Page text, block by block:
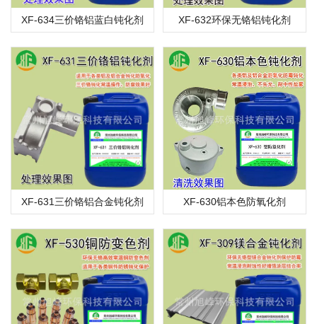
XF-634三价铬铝蓝白钝化剂 XF-632环保无铬铝钝化剂
XF-631三价铬铝合金钝化剂 XF-630铝本色防氧化剂